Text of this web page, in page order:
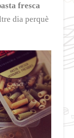
fresca
dia perquè